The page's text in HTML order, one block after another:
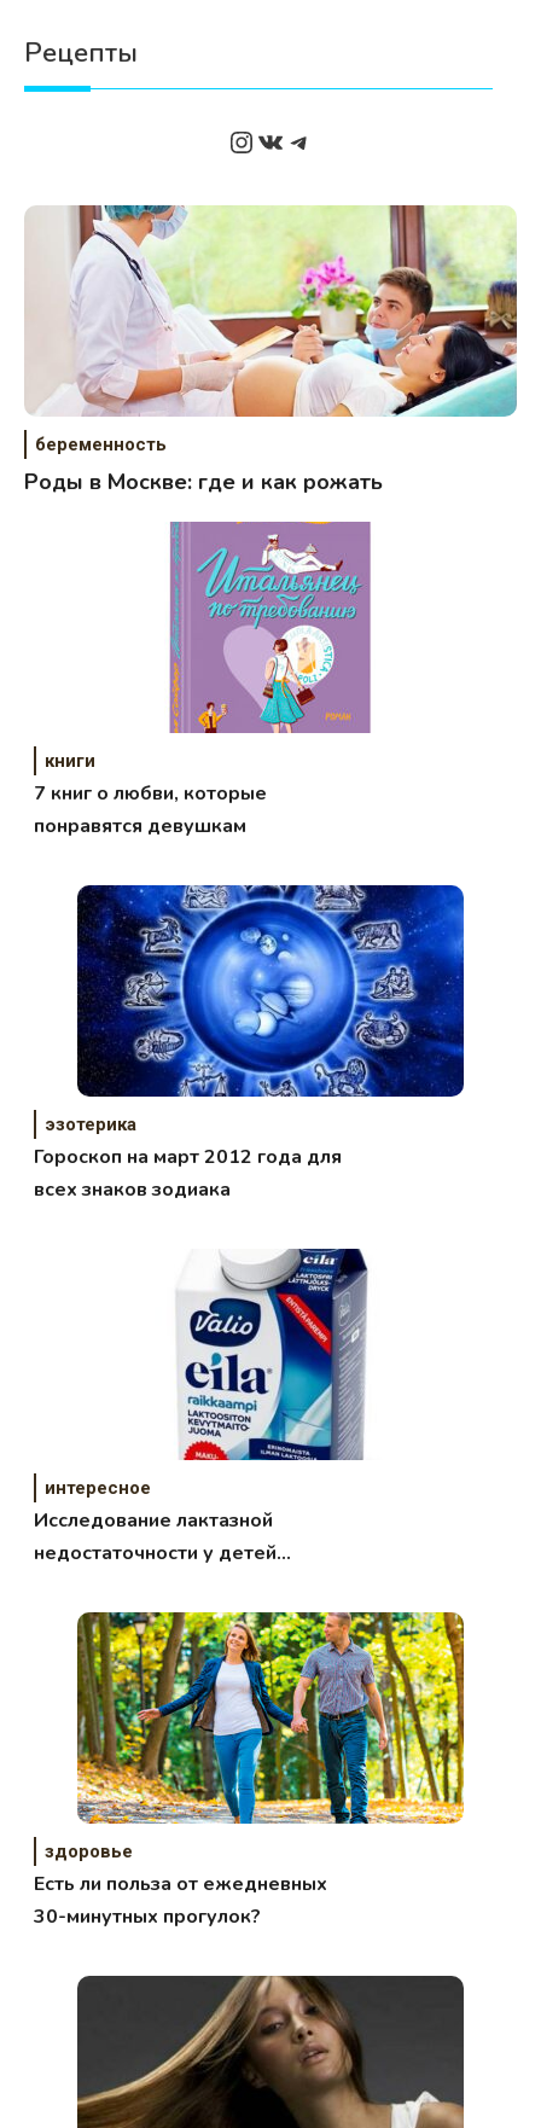
Дети
Хобби
Недвижимость
Рецепты
Instagram
ВКонтакте
Telegram
беременность
Роды в Москве: где и как рожать
книги
7 книг о любви, которые
понравятся девушкам
эзотерика
Гороскоп на март 2012 года для
всех знаков зодиака
интересное
Исследование лактазной
недостаточности у детей
здоровье
Есть ли польза от ежедневных
30-минутных прогулок?